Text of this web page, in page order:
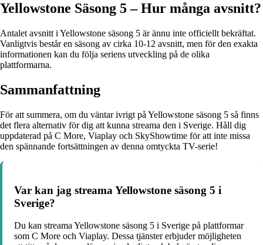
Yellowstone Säsong 5 – Hur många avsnitt?
Antalet avsnitt i Yellowstone säsong 5 är ännu inte officiellt bekräftat.
Vanligtvis består en säsong av cirka 10-12 avsnitt, men för den exakta
informationen kan du följa seriens utveckling på de olika
plattformarna.
Sammanfattning
För att summera, om du väntar ivrigt på Yellowstone säsong 5 så finns
det flera alternativ för dig att kunna streama den i Sverige. Håll dig
uppdaterad på C More, Viaplay och SkyShowtime för att inte missa
den spännande fortsättningen av denna omtyckta TV-serie!
Var kan jag streama Yellowstone säsong 5 i
Sverige?
Du kan streama Yellowstone säsong 5 i Sverige på plattformar
som C More och Viaplay. Dessa tjänster erbjuder möjligheten